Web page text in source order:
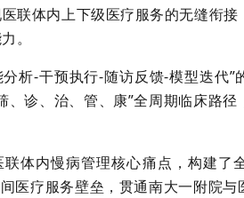
联体内上下级医疗服务的无缝衔
。
析‑干预执行‑随访反馈‑模型迭代
诊、治、管、康”全周期临床路
体内慢病管理核心痛点，构建了
医疗服务壁垒，贯通南大一附院